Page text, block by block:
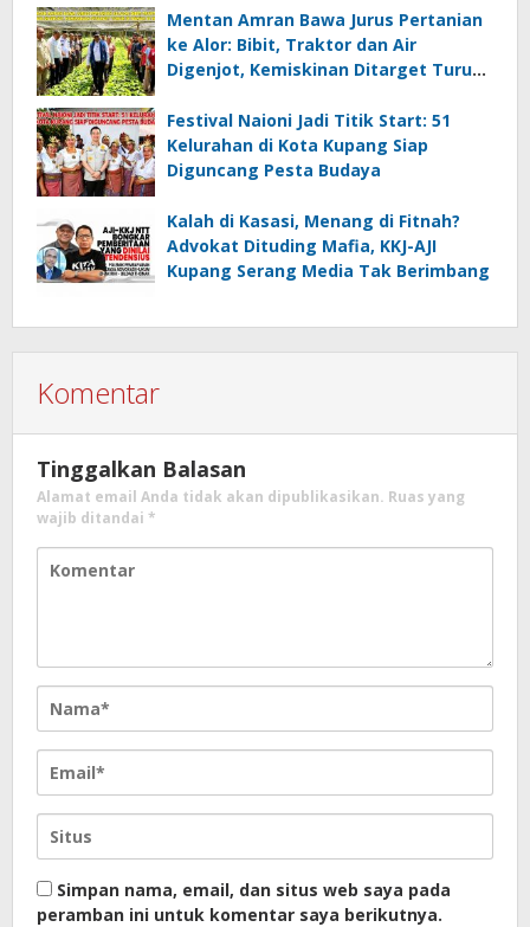
Mentan Amran Bawa Jurus Pertanian
ke Alor: Bibit, Traktor dan Air
Digenjot, Kemiskinan Ditarget Turun
Festival Naioni Jadi Titik Start: 51
Kelurahan di Kota Kupang Siap
Diguncang Pesta Budaya
Kalah di Kasasi, Menang di Fitnah?
Advokat Dituding Mafia, KKJ-AJI
Kupang Serang Media Tak Berimbang
Komentar
Tinggalkan Balasan
Alamat email Anda tidak akan dipublikasikan. Ruas yang
wajib ditandai *
Simpan nama, email, dan situs web saya pada
peramban ini untuk komentar saya berikutnya.